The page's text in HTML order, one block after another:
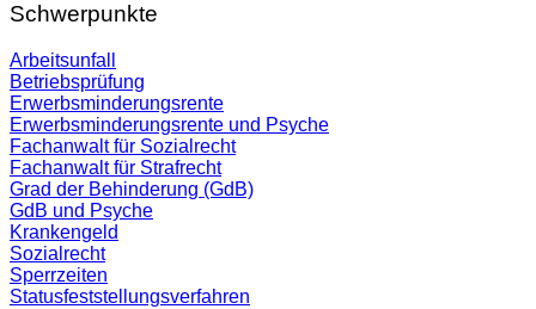
Schwerpunkte
Arbeitsunfall
Betriebsprüfung
Erwerbsminderungsrente
Erwerbsminderungsrente und Psyche
Fachanwalt für Sozialrecht
Fachanwalt für Strafrecht
Grad der Behinderung (GdB)
GdB und Psyche
Krankengeld
Sozialrecht
Sperrzeiten
Statusfeststellungsverfahren